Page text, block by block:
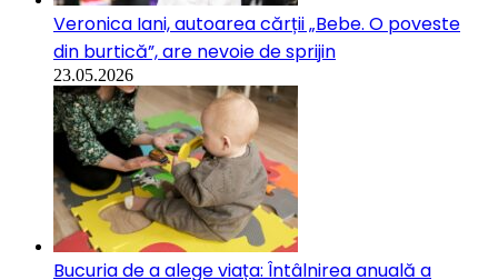
Veronica Iani, autoarea cărții „Bebe. O poveste
din burtică”, are nevoie de sprijin
23.05.2026
Bucuria de a alege viața: Întâlnirea anuală a